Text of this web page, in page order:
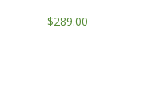
$289.00